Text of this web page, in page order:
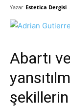
Yazar Estetica Dergisi
Abartı